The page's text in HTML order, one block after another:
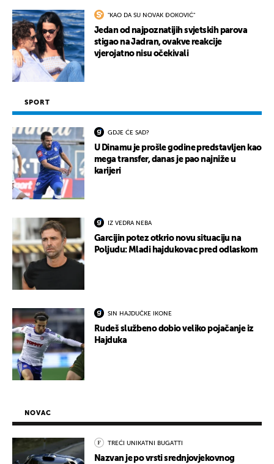
"KAO DA SU NOVAK ĐOKOVIĆ"
Jedan od najpoznatijih svjetskih parova
stigao na Jadran, ovakve reakcije
vjerojatno nisu očekivali
SPORT
GDJE ĆE SAD?
U Dinamu je prošle godine predstavljen kao
mega transfer, danas je pao najniže u
karijeri
IZ VEDRA NEBA
Garcijin potez otkrio novu situaciju na
Poljudu: Mladi hajdukovac pred odlaskom
SIN HAJDUČKE IKONE
Rudeš službeno dobio veliko pojačanje iz
Hajduka
NOVAC
TREĆI UNIKATNI BUGATTI
Nazvan je po vrsti srednjovjekovnog